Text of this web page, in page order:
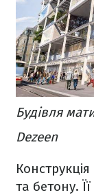
Будівля
Dezeen
Конструкція
та бетону.